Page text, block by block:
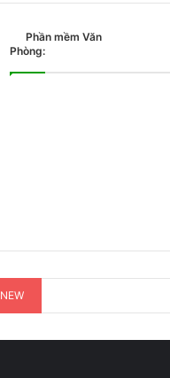
Phần mềm Văn
Phòng:
NEW